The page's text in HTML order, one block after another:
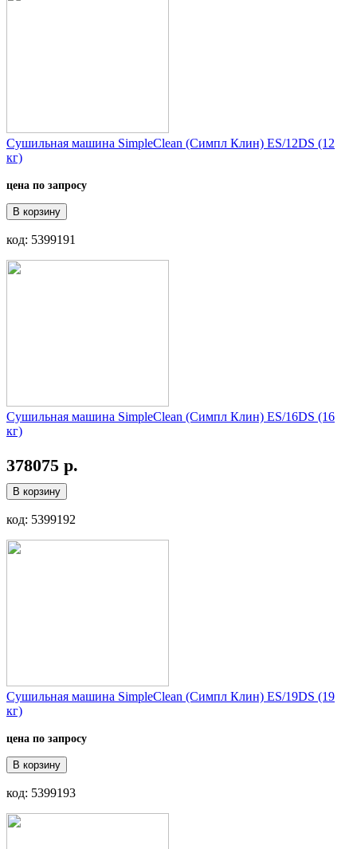
Сушильная машина SimpleClean (Симпл Клин) ES/12DS (12
кг)
цена по запросу
В корзину
код: 5399191
Сушильная машина SimpleClean (Симпл Клин) ES/16DS (16
кг)
378075 р.
В корзину
код: 5399192
Сушильная машина SimpleClean (Симпл Клин) ES/19DS (19
кг)
цена по запросу
В корзину
код: 5399193